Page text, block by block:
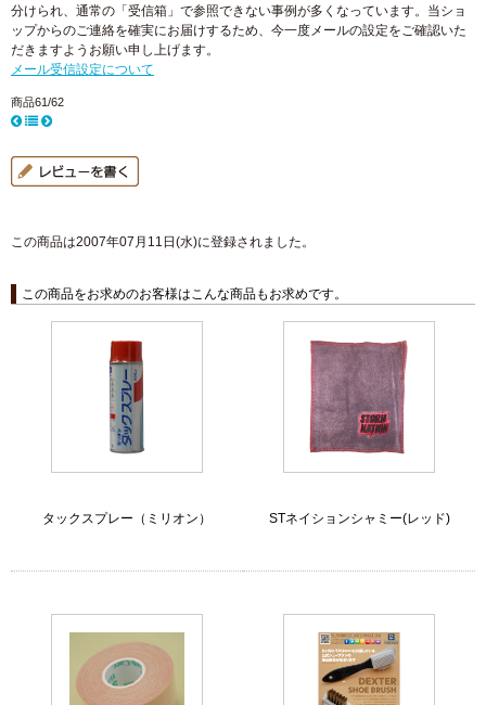
分けられ、通常の「受信箱」で参照できない事例が多くなっています。当ショ
ップからのご連絡を確実にお届けするため、今一度メールの設定をご確認いた
だきますようお願い申し上げます。
メール受信設定について
商品61/62
この商品は2007年07月11日(水)に登録されました。
この商品をお求めのお客様はこんな商品もお求めです。
タックスプレー（ミリオン） STネイションシャミー(レッド)